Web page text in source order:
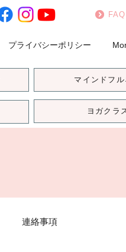
FAQ
プライバシーポリシー
マインドフ
ヨガクラ
連絡事項